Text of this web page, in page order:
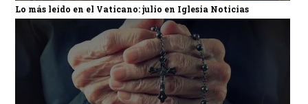
Lo más leído en el Vaticano: julio en Iglesia Noticias